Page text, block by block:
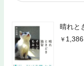
晴れと
1,386